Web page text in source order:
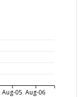
Aug-05 Aug-06